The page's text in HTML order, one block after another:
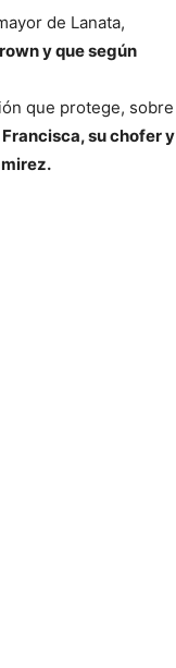
de Lanata,
y que según
que protege, sobre
Francisca, su chofer y